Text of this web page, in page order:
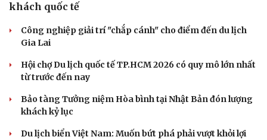
khách quốc tế
Công nghiệp giải trí "chắp cánh" cho điểm đến du lịch
Gia Lai
Hội chợ Du lịch quốc tế TP.HCM 2026 có quy mô lớn nhất
từ trước đến nay
Bảo tàng Tưởng niệm Hòa bình tại Nhật Bản đón lượng
khách kỷ lục
Du lịch biển Việt Nam: Muốn bứt phá phải vượt khỏi lợi